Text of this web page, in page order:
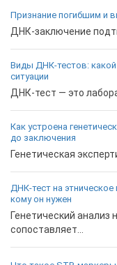
Признание погибшим и
ДНК-заключение
Виды ДНК-тестов: какой
ситуации
ДНК-тест — это
Как устроена
до заключения
Генетическая
ДНК-тест на
кому он нужен
Генетический анализ
сопоставляет...